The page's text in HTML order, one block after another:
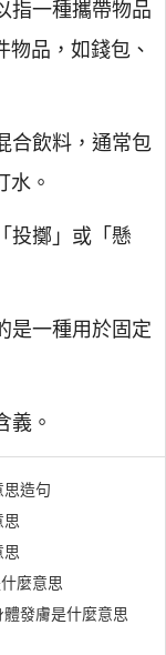
指一種攜帶物品
物品，如錢包、
合飲料，通常包
水。
投擲」或「懸
是一種用於固定
義。
思造句
思
思
麼意思
體發膚是什麼意思